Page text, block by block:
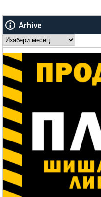
Arhive
Arhive